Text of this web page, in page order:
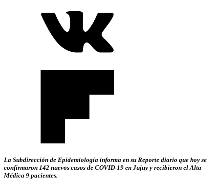
La Subdirección de Epidemiología informa en su Reporte diario que hoy se
confirmaron 142 nuevos casos de COVID-19 en Jujuy y recibieron el Alta
Médica 9 pacientes.